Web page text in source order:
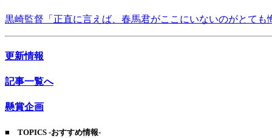
黒崎監督「正直に言えば、春馬君がここにいないのがとても
更新情報
記事一覧へ
懸賞企画
■ TOPICS -おすすめ情報-